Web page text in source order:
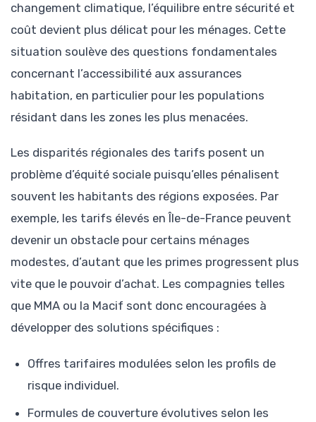
changement climatique, l’équilibre entre sécurité et
coût devient plus délicat pour les ménages. Cette
situation soulève des questions fondamentales
concernant l’accessibilité aux assurances
habitation, en particulier pour les populations
résidant dans les zones les plus menacées.
Les disparités régionales des tarifs posent un
problème d’équité sociale puisqu’elles pénalisent
souvent les habitants des régions exposées. Par
exemple, les tarifs élevés en Île-de-France peuvent
devenir un obstacle pour certains ménages
modestes, d’autant que les primes progressent plus
vite que le pouvoir d’achat. Les compagnies telles
que MMA ou la Macif sont donc encouragées à
développer des solutions spécifiques :
Offres tarifaires modulées selon les profils de
risque individuel.
Formules de couverture évolutives selon les